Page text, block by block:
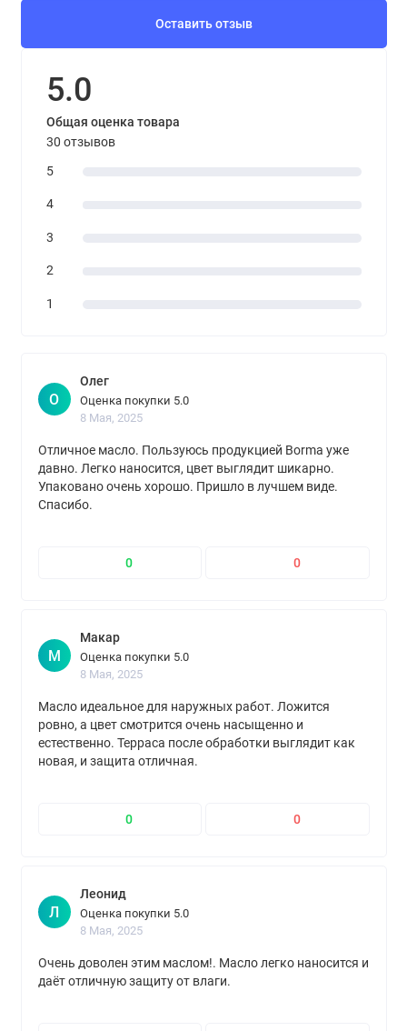
Оставить отзыв
5.0
Общая оценка товара
30 отзывов
5
4
3
2
1
О
Олег
Оценка покупки 5.0
8 Мая, 2025
Отличное масло. Пользуюсь продукцией Borma уже
давно. Легко наносится, цвет выглядит шикарно.
Упаковано очень хорошо. Пришло в лучшем виде.
Спасибо.
0 0
М
Макар
Оценка покупки 5.0
8 Мая, 2025
Масло идеальное для наружных работ. Ложится
ровно, а цвет смотрится очень насыщенно и
естественно. Терраса после обработки выглядит как
новая, и защита отличная.
0 0
Л
Леонид
Оценка покупки 5.0
8 Мая, 2025
Очень доволен этим маслом!. Масло легко наносится и
даёт отличную защиту от влаги.